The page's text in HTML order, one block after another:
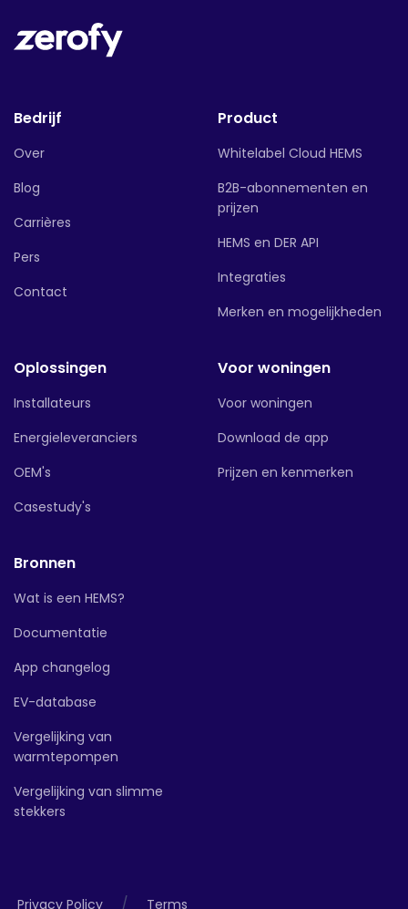
Bedrijf
Over
Blog
Carrières
Pers
Contact
Product
Whitelabel Cloud HEMS
B2B-abonnementen en
prijzen
HEMS en DER API
Integraties
Merken en mogelijkheden
Oplossingen
Installateurs
Energieleveranciers
OEM's
Casestudy's
Voor woningen
Voor woningen
Download de app
Prijzen en kenmerken
Bronnen
Wat is een HEMS?
Documentatie
App changelog
EV-database
Vergelijking van
warmtepompen
Vergelijking van slimme
stekkers
Privacy Policy / Terms